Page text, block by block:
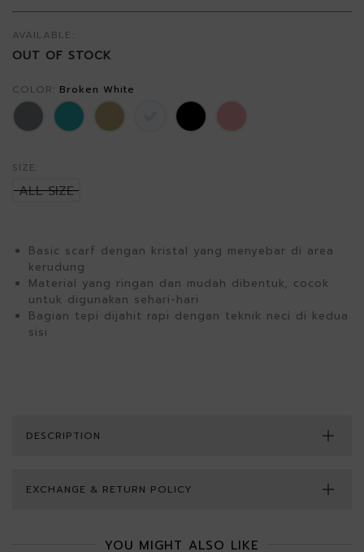
AVAILABLE:
OUT OF STOCK
COLOR: Broken White
SIZE:
ALL SIZE
Basic scarf dengan kristal yang menyebar di area
kerudung
Material yang ringan dan mudah dibentuk, cocok
untuk digunakan sehari-hari
Bagian tepi dijahit rapi dengan teknik neci di kedua
sisi
DESCRIPTION
EXCHANGE & RETURN POLICY
YOU MIGHT ALSO LIKE